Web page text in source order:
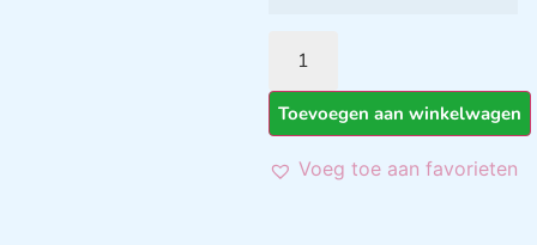
Toevoegen aan winkelwagen
Voeg toe aan favorieten